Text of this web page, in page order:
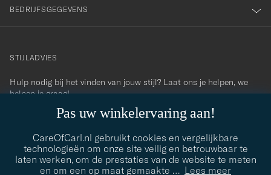
Pas uw winkelervaring aan!
CareOfCarl.nl gebruikt cookies en vergelijkbare
technologieën om onze site veilig en betrouwbaar te
laten werken, om de prestaties van de website te meten
en om een op maat gemaakte … Lees meer
BEDRIJFSGEGEVENS
contact@careofcarl.com
STIJLADVIES
Hulp nodig bij het vinden van jouw stijl? Laat ons je helpen, we
helpen je graag!
STIJLADVIES
© Care of Carl 2026